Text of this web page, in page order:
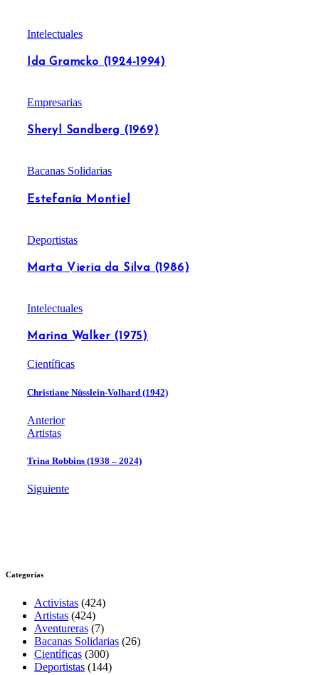
Intelectuales
Ida Gramcko (1924-1994)
Empresarias
Sheryl Sandberg (1969)
Bacanas Solidarias
Estefanía Montiel
Deportistas
Marta Vieria da Silva (1986)
Intelectuales
Marina Walker (1975)
Científicas
Christiane Nüsslein-Volhard (1942)
Anterior
Artistas
Trina Robbins (1938 – 2024)
Siguiente
Categorías
Activistas (424)
Artistas (424)
Aventureras (7)
Bacanas Solidarias (26)
Científicas (300)
Deportistas (144)